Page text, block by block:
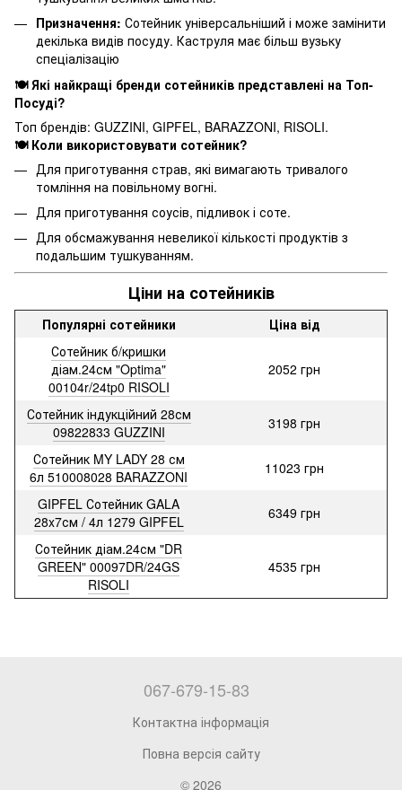
Призначення: Сотейник універсальніший і може замінити
декілька видів посуду. Каструля має більш вузьку
спеціалізацію
🍽️ Які найкращі бренди сотейників представлені на Топ-
Посуді?
Топ брендів: GUZZINI, GIPFEL, BARAZZONI, RISOLI.
🍽️ Коли використовувати сотейник?
Для приготування страв, які вимагають тривалого
томління на повільному вогні.
Для приготування соусів, підливок і соте.
Для обсмажування невеликої кількості продуктів з
подальшим тушкуванням.
Ціни на сотейників
Популярні сотейники
Ціна від
Сотейник б/кришки
діам.24см "Optima"
00104r/24tp0 RISOLI
2052 грн
Сотейник індукційний 28см
09822833 GUZZINI
3198 грн
Сотейник MY LADY 28 см
6л 510008028 BARAZZONI
11023 грн
GIPFEL Сотейник GALA
28x7см / 4л 1279 GIPFEL
6349 грн
Сотейник діам.24см "DR
GREEN" 00097DR/24GS
RISOLI
4535 грн
067-679-15-83
Контактна інформація
Повна версія сайту
© 2026